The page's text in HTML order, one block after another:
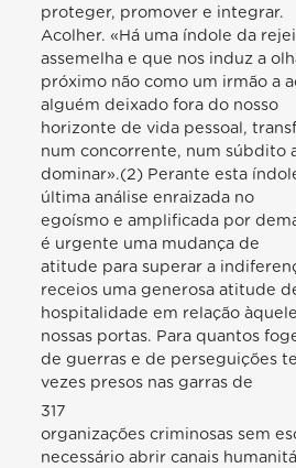
proteger, promover e integrar.
Acolher. «Há uma índole da
assemelha e que nos induz a
próximo não como um irmão a
alguém deixado fora do nosso
horizonte de vida pessoal,
num concorrente, num súbdito
dominar».(2) Perante esta
última análise enraizada no
egoísmo e amplificada por
é urgente uma mudança de
atitude para superar a
receios uma generosa atitude
hospitalidade em relação
nossas portas. Para quantos
de guerras e de perseguições
vezes presos nas garras de
317
organizações criminosas sem
necessário abrir canais